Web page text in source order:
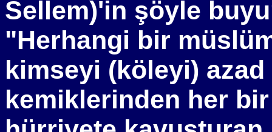
Sellem)'in şöyle
"Herhangi bir
kimseyi (köleyi)
kemiklerinden her